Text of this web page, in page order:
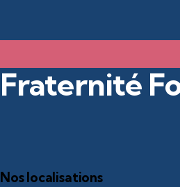
Fraternité
Nos localisations